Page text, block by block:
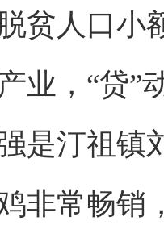
贫人口小
业，“贷”
汀祖镇刘
非常畅销